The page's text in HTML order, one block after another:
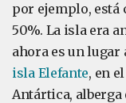
por ejemplo, está
50%. La isla era
ahora es un
isla Elefante, en
Antártica,